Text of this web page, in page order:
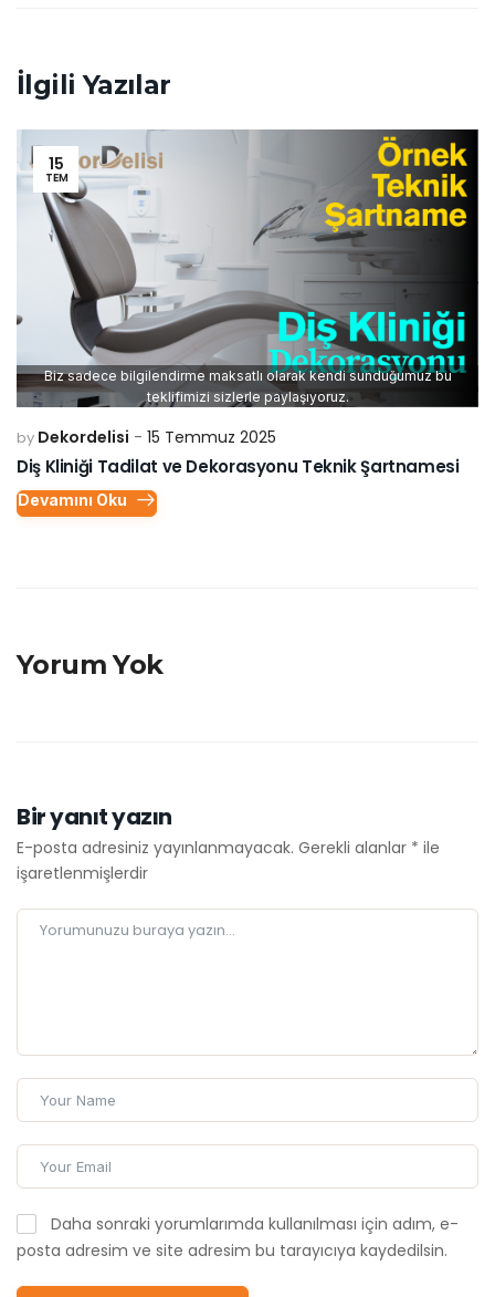
İlgili Yazılar
15
TEM
Biz sadece bilgilendirme maksatlı olarak kendi sunduğumuz bu
teklifimizi sizlerle paylaşıyoruz.
by Dekordelisi 15 Temmuz 2025
Diş Kliniği Tadilat ve Dekorasyonu Teknik Şartnamesi
Devamını Oku
Yorum Yok
Bir yanıt yazın
E-posta adresiniz yayınlanmayacak. Gerekli alanlar * ile
işaretlenmişlerdir
Daha sonraki yorumlarımda kullanılması için adım, e-
posta adresim ve site adresim bu tarayıcıya kaydedilsin.